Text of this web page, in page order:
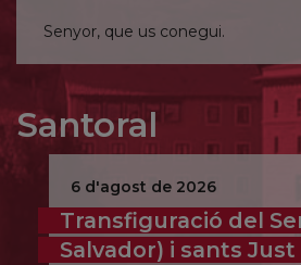
Senyor, que us conegui.
Santoral
6 d'agost de 2026
Transfiguració del
Salvador) i sants